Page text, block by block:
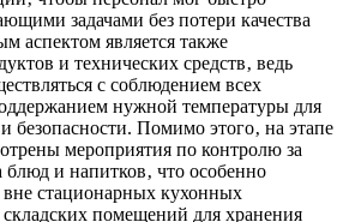
задачами без потери качества
аспектом является также
и технических средств‚ ведь
с соблюдением всех
нужной температуры для
безопасности. Помимо этого‚ на этапе
мероприятия по контролю за
блюд и напитков‚ что особенно
вне стационарных кухонных
помещений для хранения